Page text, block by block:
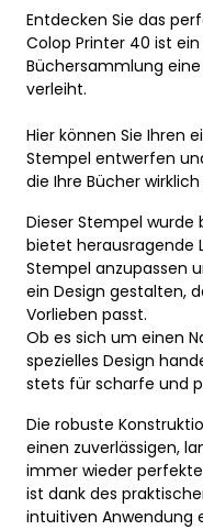
Entdecken Sie das
Colop Printer 40 ist
Büchersammlung
verleiht.
Hier können Sie Ihren
Stempel entwerfen
die Ihre Bücher
Dieser Stempel
bietet herausragende
Stempel anzupassen
ein Design gestalten,
Vorlieben passt.
Ob es sich um einen
spezielles Design
stets für scharfe und
Die robuste
einen zuverlässigen,
immer wieder perfekte
ist dank des
intuitiven Anwendung